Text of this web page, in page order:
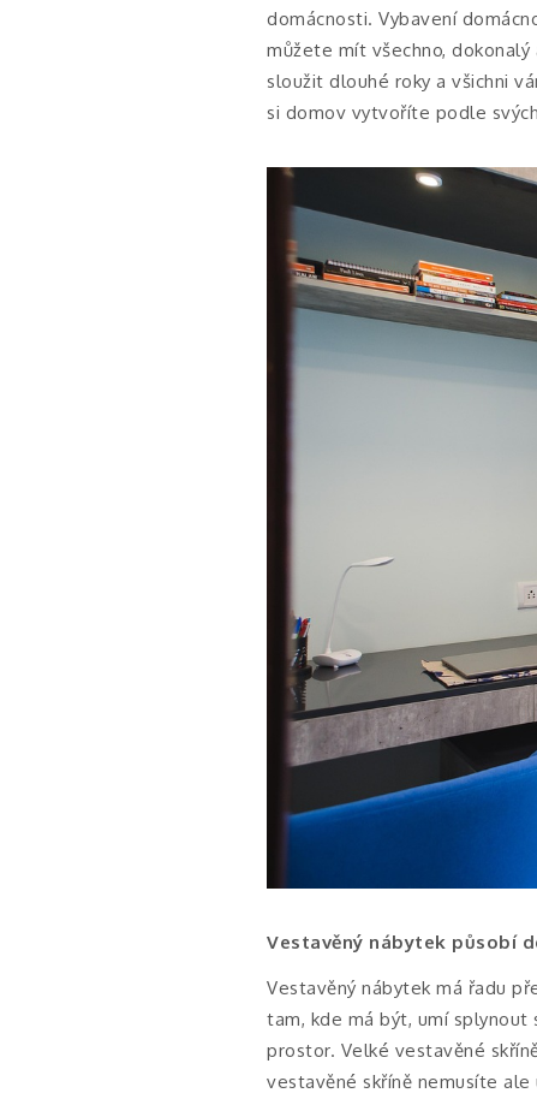
domácnosti. Vybavení
můžete mít všechno,
sloužit dlouhé roky a všichni
si domov vytvoříte podle
Vestavěný nábytek působí
Vestavěný nábytek má řadu
tam, kde má být, umí splynout
prostor. Velké vestavěné
vestavěné skříně nemusíte